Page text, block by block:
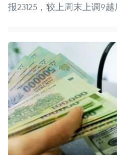
报23125，较上周末上调9越